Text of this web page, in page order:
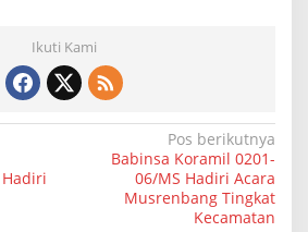
Ikuti Kami
Pos berikutnya
Babinsa Koramil 0201-
06/MS Hadiri Acara
Musrenbang Tingkat
Kecamatan